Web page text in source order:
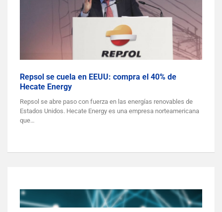
Repsol se cuela en EEUU: compra el 40% de
Hecate Energy
Repsol se abre paso con fuerza en las energías renovables de
Estados Unidos. Hecate Energy es una empresa norteamericana
que…